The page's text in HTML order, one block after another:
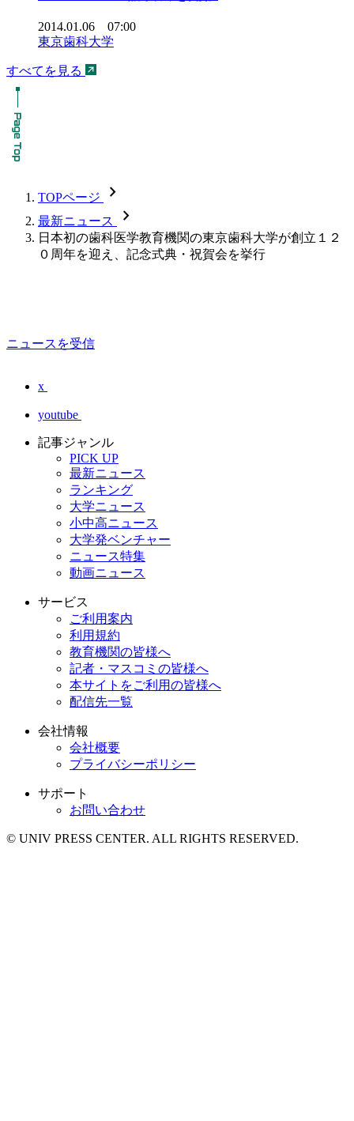
2014.01.06 07:00
東京歯科大学
すべてを見る
TOPページ chevron_forward
最新ニュース chevron_forward
日本初の歯科医学教育機関の東京歯科大学が創立１２
０周年を迎え、記念式典・祝賀会を挙行
ニュースを受信
x
youtube
記事ジャンル
PICK UP
最新ニュース
ランキング
大学ニュース
小中高ニュース
大学発ベンチャー
ニュース特集
動画ニュース
サービス
ご利用案内
利用規約
教育機関の皆様へ
記者・マスコミの皆様へ
本サイトをご利用の皆様へ
配信先一覧
会社情報
会社概要
プライバシーポリシー
サポート
お問い合わせ
© UNIV PRESS CENTER. ALL RIGHTS RESERVED.